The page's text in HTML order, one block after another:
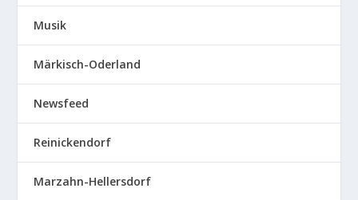
Musik
Märkisch-Oderland
Newsfeed
Reinickendorf
Marzahn-Hellersdorf